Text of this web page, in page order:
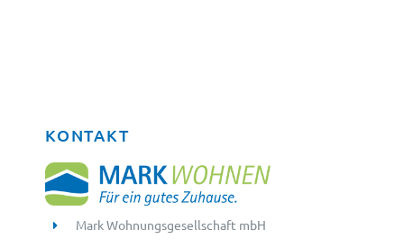
KONTAKT
Mark Wohnungsgesellschaft mbH